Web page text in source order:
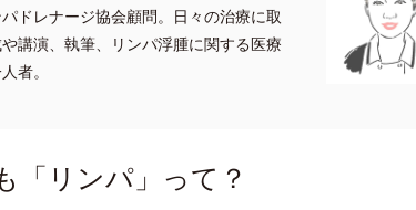
ドレナージ協会顧問。日々の治療に取
講演、執筆、リンパ浮腫に関する医療
者。
「リンパ」って？